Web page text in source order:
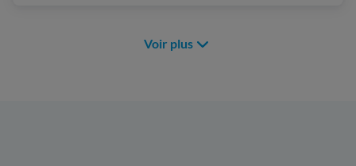
Voir plus